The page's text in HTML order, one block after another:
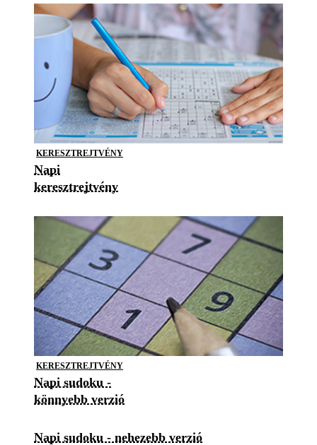
KERESZTREJTVÉNY
Napi
keresztrejtvény
KERESZTREJTVÉNY
Napi sudoku -
könnyebb verzió
Napi sudoku - nehezebb verzió